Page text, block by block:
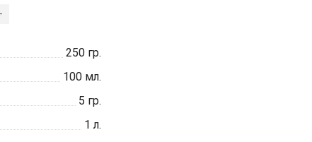
250 гр.
100 мл.
5 гр.
1 л.